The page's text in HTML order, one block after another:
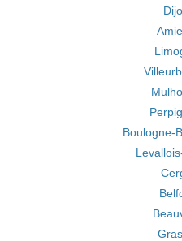
Boulogne-